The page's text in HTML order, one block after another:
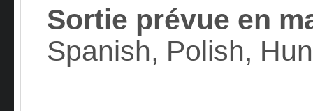
Sortie prévue en
Spanish, Polish,